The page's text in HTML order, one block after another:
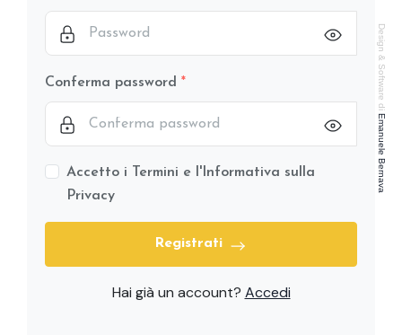
Design & Software di
Emanuele Bernava
Conferma password
Accetto i Termini e l'Informativa sulla
Privacy
Registrati
Hai già un account? Accedi